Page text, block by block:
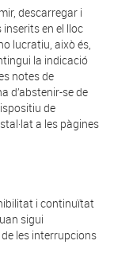
descarregar i
en el lloc
lucratiu, això és,
la indicació
notes de
d’abstenir-se de
de
a les pàgines
i continuïtat
sigui
les interrupcions